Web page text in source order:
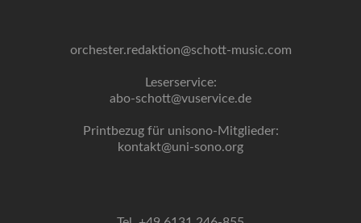
orchester.redaktion@schott-music.com
Leserservice:
abo-schott@vuservice.de
Printbezug für unisono-Mitglieder:
kontakt@uni-sono.org